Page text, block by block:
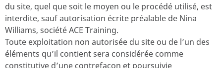
du site, quel que soit le moyen ou le procédé utilisé, est
interdite, sauf autorisation écrite préalable de Nina
Williams, société ACE Training.
Toute exploitation non autorisée du site ou de l’un des
éléments qu’il contient sera considérée comme
constitutive d’une contrefaçon et poursuivie